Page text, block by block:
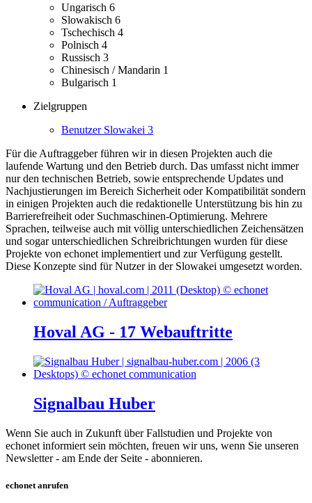
Ungarisch 6
Slowakisch 6
Tschechisch 4
Polnisch 4
Russisch 3
Chinesisch / Mandarin 1
Bulgarisch 1
Zielgruppen
Benutzer Slowakei 3
Für die Auftraggeber führen wir in diesen Projekten auch die
laufende Wartung und den Betrieb durch. Das umfasst nicht immer
nur den technischen Betrieb, sowie entsprechende Updates und
Nachjustierungen im Bereich Sicherheit oder Kompatibilität sondern
in einigen Projekten auch die redaktionelle Unterstützung bis hin zu
Barrierefreiheit oder Suchmaschinen-Optimierung. Mehrere
Sprachen, teilweise auch mit völlig unterschiedlichen Zeichensätzen
und sogar unterschiedlichen Schreibrichtungen wurden für diese
Projekte von echonet implementiert und zur Verfügung gestellt.
Diese Konzepte sind für Nutzer in der Slowakei umgesetzt worden.
Hoval AG - 17 Webauftritte
Signalbau Huber
Wenn Sie auch in Zukunft über Fallstudien und Projekte von
echonet informiert sein möchten, freuen wir uns, wenn Sie unseren
Newsletter - am Ende der Seite - abonnieren.
echonet anrufen